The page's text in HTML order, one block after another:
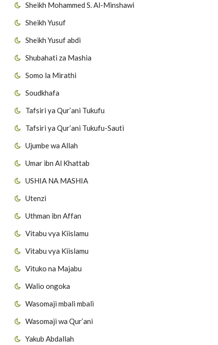
Sheikh Mohammed S. Al-Minshawi
Sheikh Yusuf
Sheikh Yusuf abdi
Shubahati za Mashia
Somo la Mirathi
Soudkhafa
Tafsiri ya Qur’ani Tukufu
Tafsiri ya Qur’ani Tukufu-Sauti
Ujumbe wa Allah
Umar ibn Al Khattab
USHIA NA MASHIA
Utenzi
Uthman ibn Affan
Vitabu vya Kiislamu
Vitabu vya Kiislamu
Vituko na Majabu
Walio ongoka
Wasomaji mbali mbali
Wasomaji wa Qur’ani
Yakub Abdallah